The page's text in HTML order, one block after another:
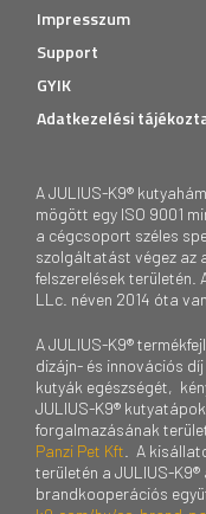
Impresszum
Support
GYIK
Adatkezelési
A JULIUS-K9®
mögött egy ISO 9001
a cégcsoport széles
szolgáltatást végez az
felszerelések területén.
LLc. néven 2014 óta
A JULIUS-K9®
dizájn- és innovációs
kutyák egészségét,
JULIUS-K9®
forgalmazásának
Panzi Pet Kft. A
területén a JULIUS-K9®
brandkooperációs